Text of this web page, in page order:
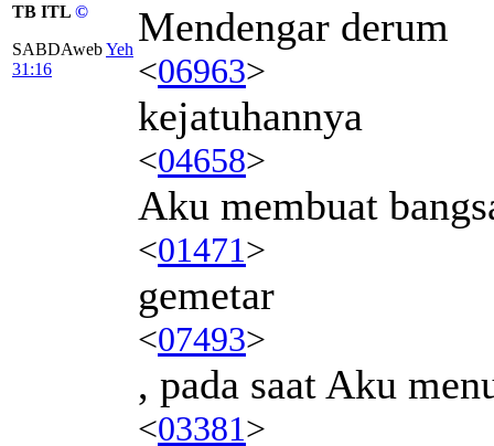
TB ITL ©
SABDAwebYeh
31:16
Mendengar derum
<06963>
kejatuhannya
<04658>
Aku membuat
<01471>
gemetar
<07493>
, pada saat Aku
<03381>